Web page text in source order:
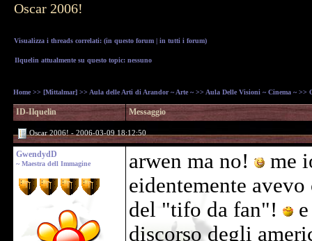
Oscar 2006!
Visualizza i threads correlati: (in questo forum | in tutti i forum)
Ilquelin attualmente su questo topic: nessuno
Home >> [Mittalmar] >> Aula delle Arti di Arandor ~ Arte ~ >> Aula Delle Visioni ~ Cinema ~ >>
ID-Ilquelin Messaggio
Oscar 2006! - 2006-03-09 18:12:50
GwendydD
~ Maestra dell Immagine arwen ma no!
me
eidentemente
del "tifo da fan"!
discorso degli